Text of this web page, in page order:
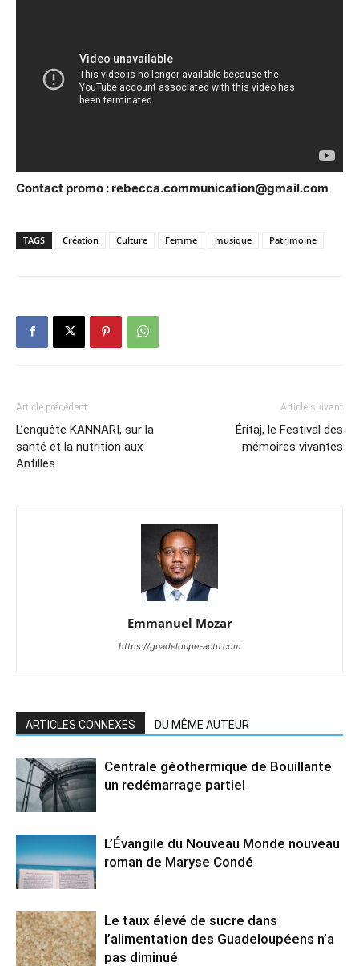
Contact promo : rebecca.communication@gmail.com
TAGS Création Culture Femme musique Patrimoine
Article précédent
L’enquête KANNARI, sur la
santé et la nutrition aux
Antilles
Article suivant
Éritaj, le Festival des
mémoires vivantes
Emmanuel Mozar
https://guadeloupe-actu.com
ARTICLES CONNEXES DU MÊME AUTEUR
Centrale géothermique de Bouillante
un redémarrage partiel
L’Évangile du Nouveau Monde nouveau
roman de Maryse Condé
Le taux élevé de sucre dans
l’alimentation des Guadeloupéens n’a
pas diminué